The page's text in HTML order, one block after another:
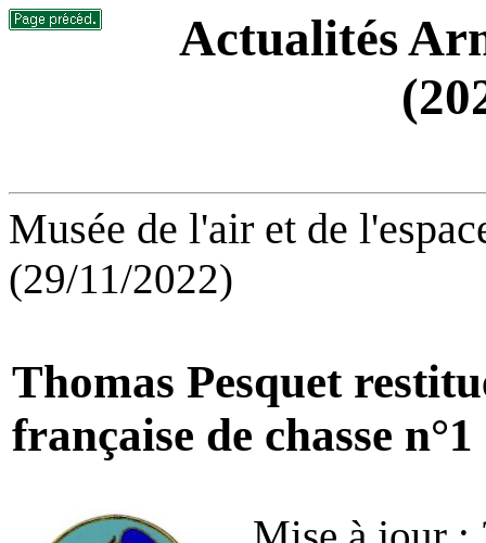
Actualités
Musée de l'air et de
(29/11/2022)
Thomas Pesquet
française de chasse n°1